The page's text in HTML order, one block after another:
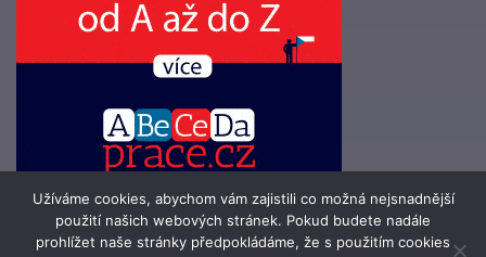
Užíváme cookies, abychom vám zajistili co možná nejsnadnější
použití našich webových stránek. Pokud budete nadále
prohlížet naše stránky předpokládáme, že s použitím cookies